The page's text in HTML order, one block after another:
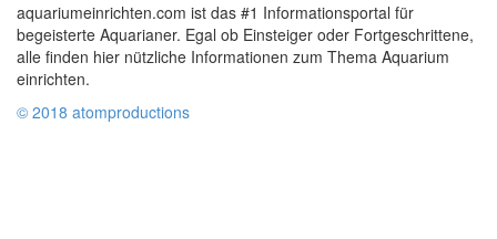
aquariumeinrichten.com ist das #1 Informationsportal für
begeisterte Aquarianer. Egal ob Einsteiger oder Fortgeschrittene,
alle finden hier nützliche Informationen zum Thema Aquarium
einrichten.
© 2018 atomproductions